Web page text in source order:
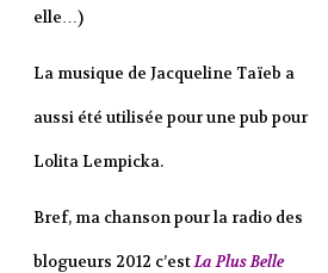
elle…)
La musique de Jacqueline Taïeb a
aussi été utilisée pour une pub pour
Lolita Lempicka.
Bref, ma chanson pour la radio des
blogueurs 2012 c’estLa Plus Belle